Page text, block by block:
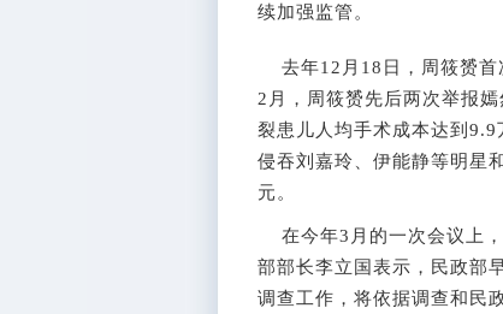
续加强监管。
去年12月18日，周筱赟首
2月，周筱赟先后两次举报
裂患儿人均手术成本达到
侵吞刘嘉玲、伊能静等明星
元。
在今年3月的一次会议上，
部部长李立国表示，民政部
调查工作，将依据调查和民